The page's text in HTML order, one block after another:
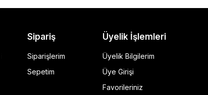
Sipariş
Siparişlerim
Sepetim
Üyelik İşlemleri
Üyelik Bilgilerim
Üye Girişi
Favorileriniz